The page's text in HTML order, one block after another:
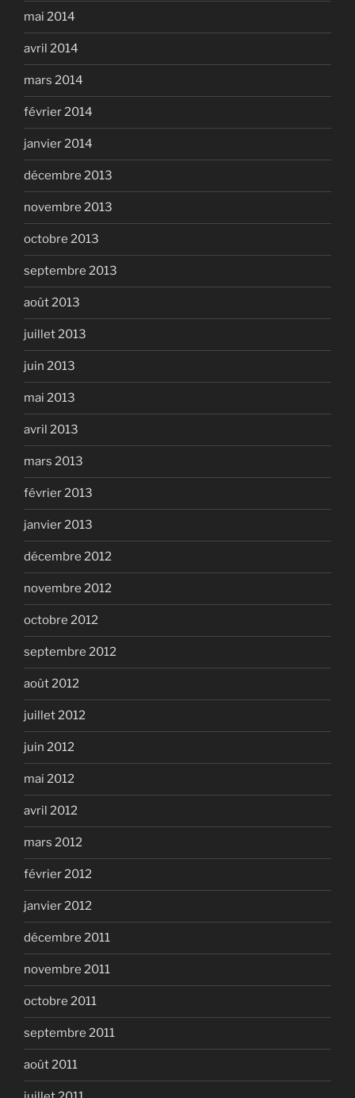
mai 2014
avril 2014
mars 2014
février 2014
janvier 2014
décembre 2013
novembre 2013
octobre 2013
septembre 2013
août 2013
juillet 2013
juin 2013
mai 2013
avril 2013
mars 2013
février 2013
janvier 2013
décembre 2012
novembre 2012
octobre 2012
septembre 2012
août 2012
juillet 2012
juin 2012
mai 2012
avril 2012
mars 2012
février 2012
janvier 2012
décembre 2011
novembre 2011
octobre 2011
septembre 2011
août 2011